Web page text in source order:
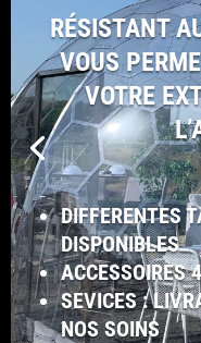
RÉSISTANT
VOUS
VOTRE
DIFFERENTES
DISPONIBLES
ACCESSOIRES
SEVICES :
NOS SOINS